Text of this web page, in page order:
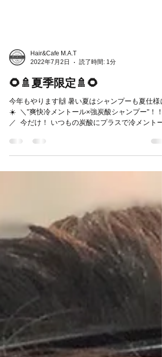
Hair&Cafe M.A.T
2022年7月2日
読了時間: 1分
🌻🚿夏季限定🚿🌻
今年もやります🙌 暑い夏はシャンプーも夏仕様
☀️ ⁡ ＼"爽快冷メントール×強炭酸シャンプー"！
🏄‍♂️！！！ ⁡ 暑い日に最高です！！！...